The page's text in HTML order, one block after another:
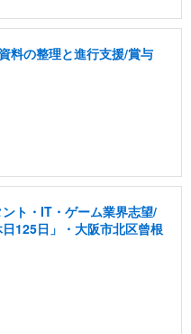
料の整理と進行支援/賞与
ト・IT・ゲーム業界志望/
125日」・大阪市北区曾根